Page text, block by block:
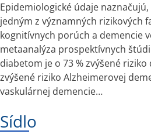
Epidemiologické údaje
jedným z významných rizikových
kognitívnych porúch a demencie
metaanalýza prospektívnych
diabetom je o 73 % zvýšené riziko
zvýšené riziko Alzheimerovej
vaskulárnej demencie…
Sídlo